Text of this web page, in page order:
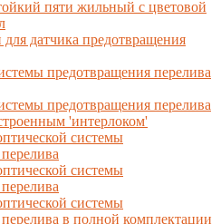
пяти жильный с цветовой
датчика предотвращения
предотвращения перелива
предотвращения перелива
'интерлоком'
системы
системы
системы
в полной комплектации